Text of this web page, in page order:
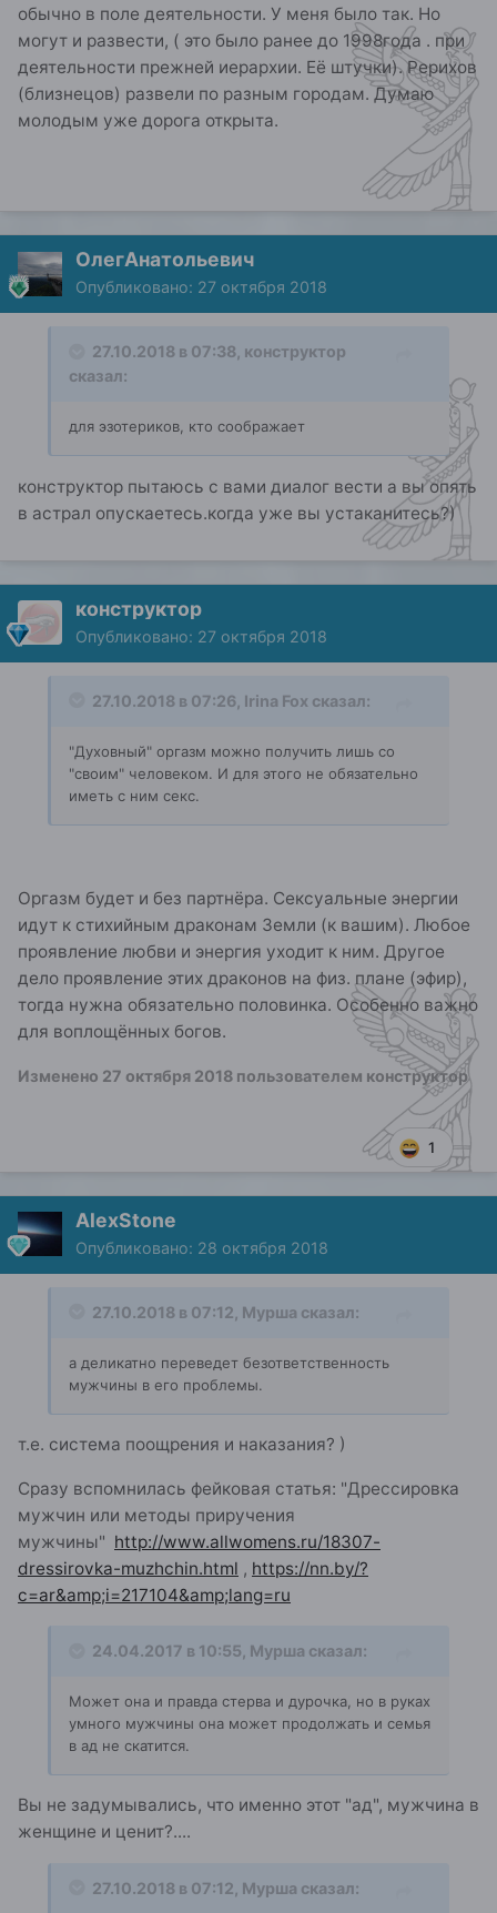
обычно в поле деятельности. У меня было так. Но
могут и развести, ( это было ранее до 1998года . при
деятельности прежней иерархии. Её штучки). Рерихов
(близнецов) развели по разным городам. Думаю
молодым уже дорога открыта.
ОлегАнатольевич
Опубликовано: 27 октября 2018
27.10.2018 в 07:38, конструктор
сказал:
для эзотериков, кто соображает
конструктор пытаюсь с вами диалог вести а вы опять
в астрал опускаетесь.когда уже вы устаканитесь?)
конструктор
Опубликовано: 27 октября 2018
27.10.2018 в 07:26, Irina Fox сказал:
"Духовный" оргазм можно получить лишь со
"своим" человеком. И для этого не обязательно
иметь с ним секс.
Оргазм будет и без партнёра. Сексуальные энергии
идут к стихийным драконам Земли (к вашим). Любое
проявление любви и энергия уходит к ним. Другое
дело проявление этих драконов на физ. плане (эфир),
тогда нужна обязательно половинка. Особенно важно
для воплощённых богов.
Изменено 27 октября 2018 пользователем конструктор
1
AlexStone
Опубликовано: 28 октября 2018
27.10.2018 в 07:12, Мурша сказал:
а деликатно переведет безответственность
мужчины в его проблемы.
т.е. система поощрения и наказания? )
Сразу вспомнилась фейковая статья: "Дрессировка
мужчин или методы приручения
мужчины" http://www.allwomens.ru/18307-
dressirovka-muzhchin.html , https://nn.by/?
c=ar&amp;i=217104&amp;lang=ru
24.04.2017 в 10:55, Мурша сказал:
Может она и правда стерва и дурочка, но в руках
умного мужчины она может продолжать и семья
в ад не скатится.
Вы не задумывались, что именно этот "ад", мужчина в
женщине и ценит?....
27.10.2018 в 07:12, Мурша сказал: